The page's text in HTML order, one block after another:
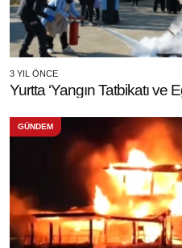
3 YIL ÖNCE
Yurtta ‘Yangın Tatbikatı ve
GÜNDEM